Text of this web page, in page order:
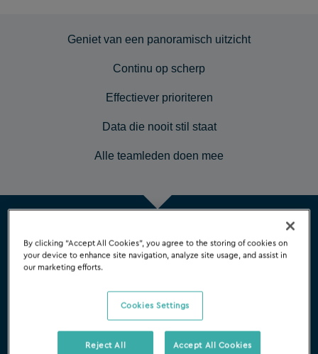
Geniet van een panoramisch uitzicht
Continu op scherp
Effectiever prioriteren
Data die nooit stil staat
Alle teamleden doen mee
Wees proactief
of kansen pas ziet als ze al voorbij zijn, kun je de
klant helpen vooruit te kijken en tijdig in actie te
komen.
By clicking “Accept All Cookies”, you agree to the storing of cookies on
your device to enhance site navigation, analyze site usage, and assist in
our marketing efforts.
Cookies Settings
Reject All Accept All Cookies